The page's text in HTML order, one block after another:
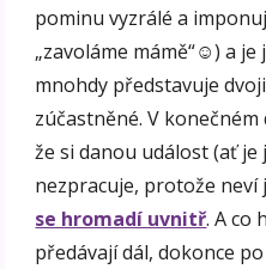
pominu vyzrálé a
„zavoláme mámě“☺) a
mnohdy představuje
zúčastněné. V
že si danou událost (ať
nezpracuje, protože neví
se hromadí uvnitř. A co
předávají dál, dokonce